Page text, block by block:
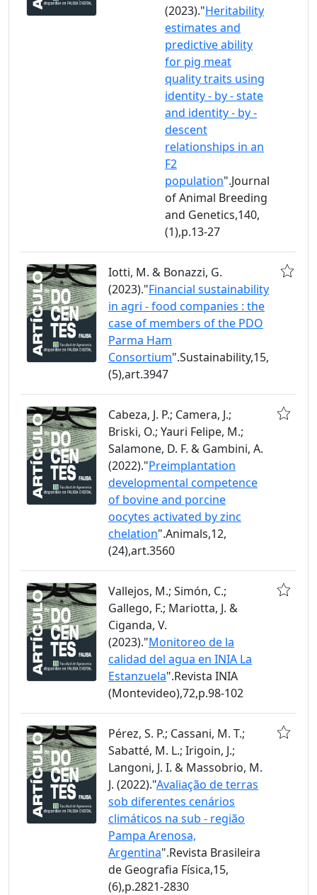
(2023)."Heritability
estimates and
predictive ability
for pig meat
quality traits using
identity - by - state
and identity - by -
descent
relationships in an
F2
population".Journal
of Animal Breeding
and Genetics,140,
(1),p.13-27
Iotti, M. & Bonazzi, G.
(2023)."Financial sustainability
in agri - food companies : the
case of members of the PDO
Parma Ham
Consortium".Sustainability,15,
(5),art.3947
Cabeza, J. P.; Camera, J.;
Briski, O.; Yauri Felipe, M.;
Salamone, D. F. & Gambini, A.
(2022)."Preimplantation
developmental competence
of bovine and porcine
oocytes activated by zinc
chelation".Animals,12,
(24),art.3560
Vallejos, M.; Simón, C.;
Gallego, F.; Mariotta, J. &
Ciganda, V.
(2023)."Monitoreo de la
calidad del agua en INIA La
Estanzuela".Revista INIA
(Montevideo),72,p.98-102
Pérez, S. P.; Cassani, M. T.;
Sabatté, M. L.; Irigoin, J.;
Langoni, J. I. & Massobrio, M.
J. (2022)."Avaliação de terras
sob diferentes cenários
climáticos na sub - região
Pampa Arenosa,
Argentina".Revista Brasileira
de Geografia Física,15,
(6),p.2821-2830